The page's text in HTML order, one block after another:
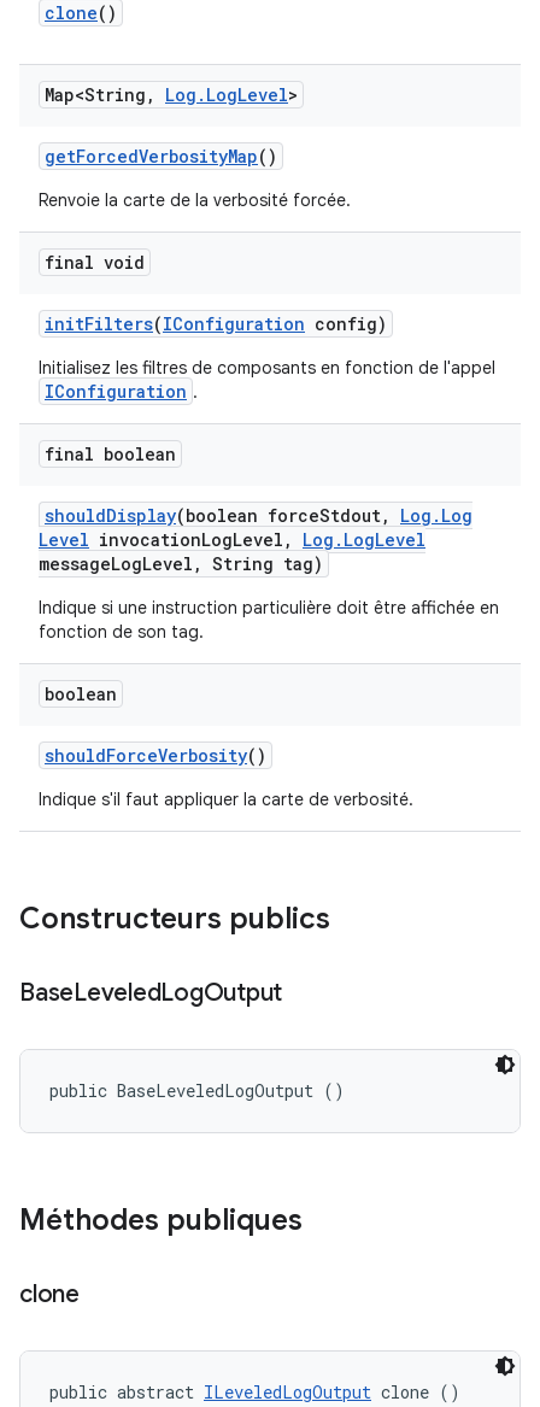
clone()
Map<String , Log . LogLevel>
getForcedVerbosityMap()
Renvoie la carte de la verbosité forcée.
final void
initFilters(IConfiguration config)
Initialisez les filtres de composants en fonction de l'appel
IConfiguration .
final boolean
shouldDisplay(boolean forceStdout, Log . Log
Level invocationLogLevel , Log . LogLevel
messageLogLevel , String tag)
Indique si une instruction particulière doit être affichée en
fonction de son tag.
boolean
shouldForceVerbosity()
Indique s'il faut appliquer la carte de verbosité.
Constructeurs publics
BaseLeveledLogOutput
public BaseLeveledLogOutput ()
Méthodes publiques
clone
public abstract ILeveledLogOutput clone ()